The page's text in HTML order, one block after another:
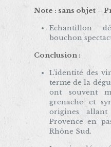
Note : sans objet –
Echantillon
bouchon
Conclusion :
L’identité des
terme de la
ont souvent
grenache et
origines
Provence en
Rhône Sud.